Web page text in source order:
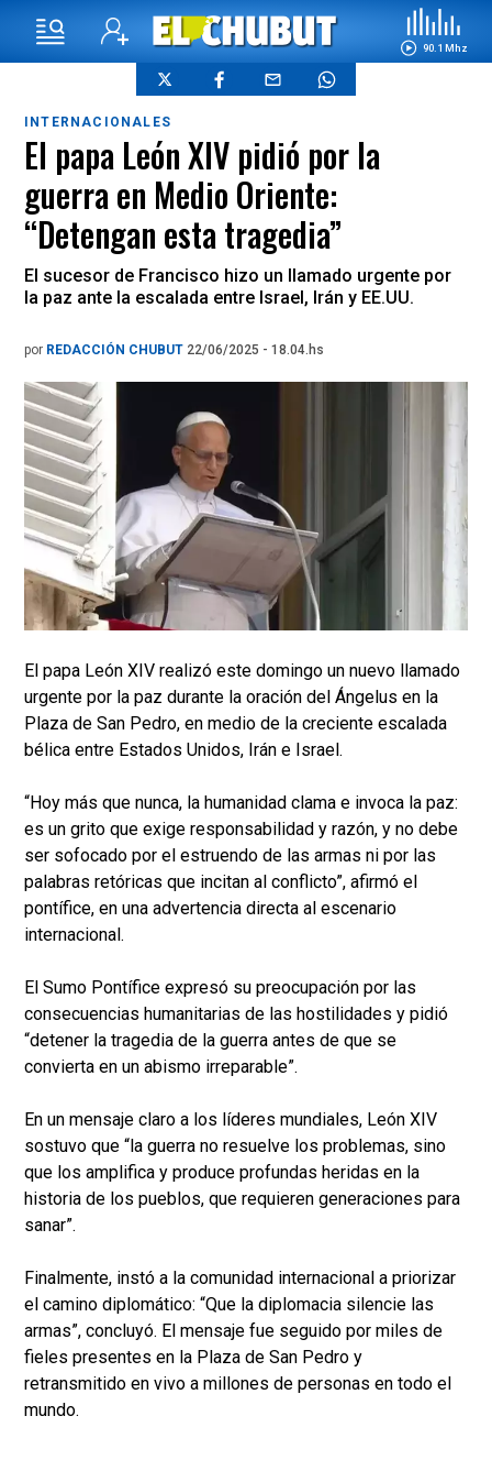
90.1 Mhz
INTERNACIONALES
El papa León XIV pidió por la
guerra en Medio Oriente:
“Detengan esta tragedia”
El sucesor de Francisco hizo un llamado urgente por
la paz ante la escalada entre Israel, Irán y EE.UU.
por REDACCIÓN CHUBUT 22/06/2025 - 18.04.hs
El papa León XIV realizó este domingo un nuevo llamado
urgente por la paz durante la oración del Ángelus en la
Plaza de San Pedro, en medio de la creciente escalada
bélica entre Estados Unidos, Irán e Israel.
“Hoy más que nunca, la humanidad clama e invoca la paz:
es un grito que exige responsabilidad y razón, y no debe
ser sofocado por el estruendo de las armas ni por las
palabras retóricas que incitan al conflicto”, afirmó el
pontífice, en una advertencia directa al escenario
internacional.
El Sumo Pontífice expresó su preocupación por las
consecuencias humanitarias de las hostilidades y pidió
“detener la tragedia de la guerra antes de que se
convierta en un abismo irreparable”.
En un mensaje claro a los líderes mundiales, León XIV
sostuvo que “la guerra no resuelve los problemas, sino
que los amplifica y produce profundas heridas en la
historia de los pueblos, que requieren generaciones para
sanar”.
Finalmente, instó a la comunidad internacional a priorizar
el camino diplomático: “Que la diplomacia silencie las
armas”, concluyó. El mensaje fue seguido por miles de
fieles presentes en la Plaza de San Pedro y
retransmitido en vivo a millones de personas en todo el
mundo.